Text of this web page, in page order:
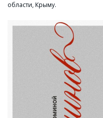
области, Крыму.